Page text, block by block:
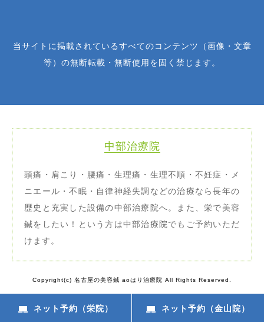
当サイトに掲載されているすべてのコンテンツ（画像・文章
等）の無断転載・無断使用を固く禁じます。
中部治療院
頭痛・肩こり・腰痛・生理痛・生理不順・不妊症・メ
ニエール・不眠・自律神経失調などの治療なら長年の
歴史と充実した設備の中部治療院へ。また、栄で美容
鍼をしたい！という方は中部治療院でもご予約いただ
けます。
Copyright(c) 名古屋の美容鍼 aoはり治療院 All Rights Reserved.
ネット予約（栄院） ネット予約（金山院）